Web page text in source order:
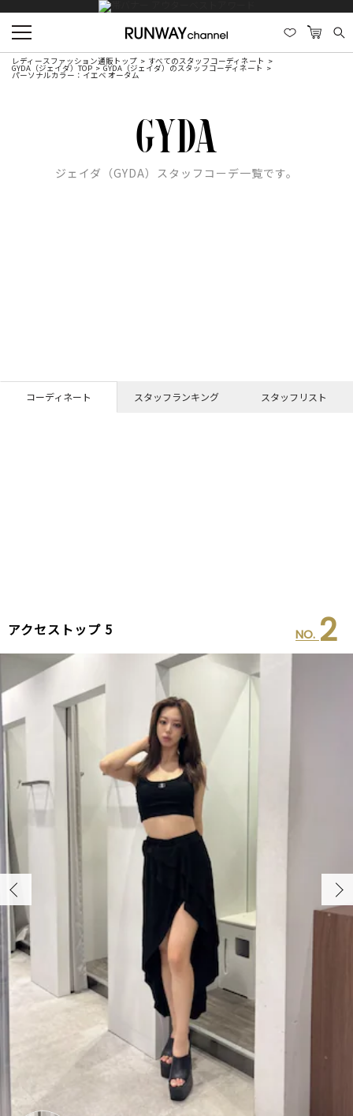
レディースファッション通販トップ すべてのスタッフコーディネート
GYDA（ジェイダ）TOP GYDA（ジェイダ）のスタッフコーディネート
パーソナルカラー：イエベ オータム
ジェイダ（GYDA）スタッフコーデ一覧です。
コーディネート スタッフランキング スタッフリスト
アクセストップ 5 NO. 2